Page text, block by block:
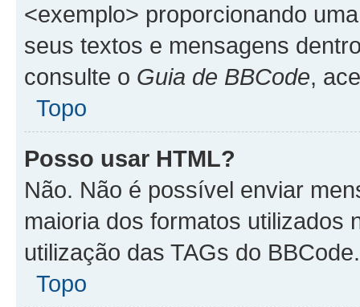
<exemplo> proporcionando
seus textos e mensagens
consulte o Guia de BBCode,
Topo
Posso usar HTML?
Não. Não é possível enviar
maioria dos formatos utilizados
utilização das TAGs do BBCode.
Topo